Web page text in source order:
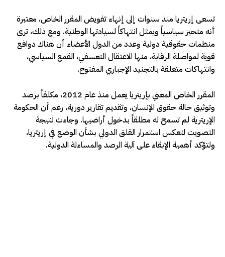
تسعى إريتريا منذ سنوات إلى إنهاء تفويض المقرر الخاص، معتبرة
أنه متحيز سياسياً ويمثل انتهاكاً لسيادتها الوطنية. ومع ذلك، ترى
منظمات حقوقية دولية وعدد من الدول الأعضاء أن هناك دوافع
قوية لمواصلة الرقابة، منها الاعتقال التعسفي، القمع السياسي،
وانتهاكات متعلقة بالتجنيد الإجباري المفتوح.
المقرر الخاص المعني بإريتريا يعمل منذ عام 2012، مكلفاً برصد
وتوثيق حالة حقوق الإنسان، وتقديم تقارير دورية، رغم أن الحكومة
الإريترية لم تسمح له مطلقاً بدخول أراضيها. وجاءت نتيجة
التصويت لتعكس استمرار القلق الدولي بشأن الوضع في إريتريا،
ولتؤكد أهمية الإبقاء على آلية الرصد والمساءلة الدولية.